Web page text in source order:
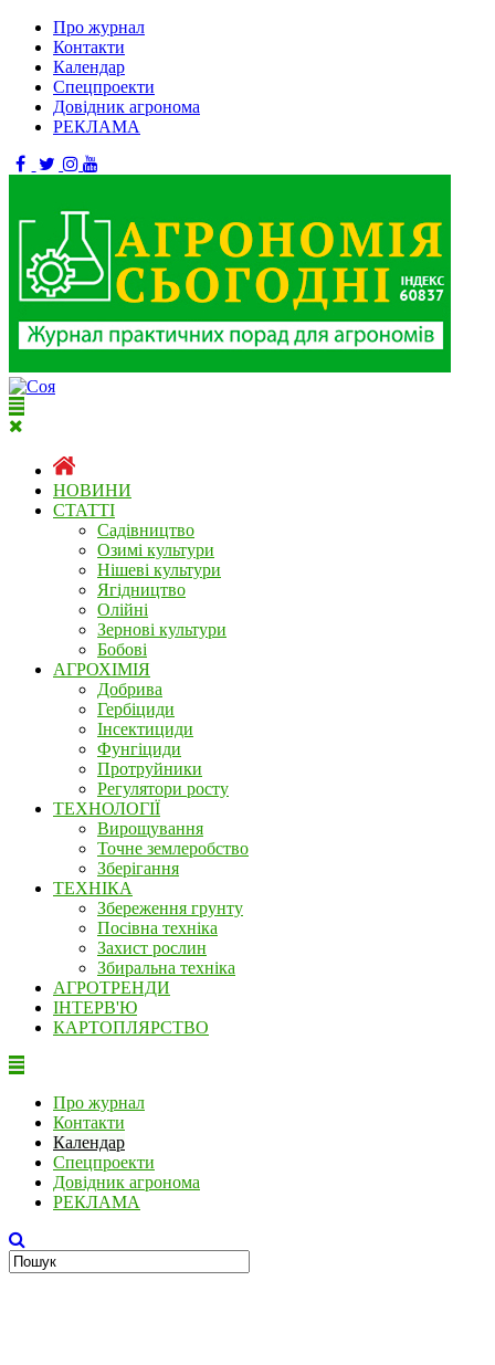
Про журнал
Контакти
Календар
Спецпроекти
Довідник агронома
РЕКЛАМА
НОВИНИ
СТАТТІ
Садівництво
Озимі культури
Нішеві культури
Ягідництво
Олійні
Зернові культури
Бобові
АГРОХІМІЯ
Добрива
Гербіциди
Інсектициди
Фунгіциди
Протруйники
Регулятори росту
ТЕХНОЛОГІЇ
Вирощування
Точне землеробство
Зберігання
ТЕХНІКА
Збереження грунту
Посівна техніка
Захист рослин
Збиральна техніка
АГРОТРЕНДИ
ІНТЕРВ'Ю
КАРТОПЛЯРСТВО
Про журнал
Контакти
Календар
Спецпроекти
Довідник агронома
РЕКЛАМА